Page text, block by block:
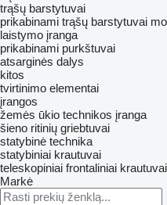
trąšų barstytuvai
prikabinami trąšų barstytuvai
laistymo įranga
prikabinami purkštuvai
atsarginės dalys
kitos
tvirtinimo elementai
įrangos
žemės ūkio technikos įranga
šieno ritinių griebtuvai
statybinė technika
statybiniai krautuvai
teleskopiniai frontaliniai krautuvai
Markė